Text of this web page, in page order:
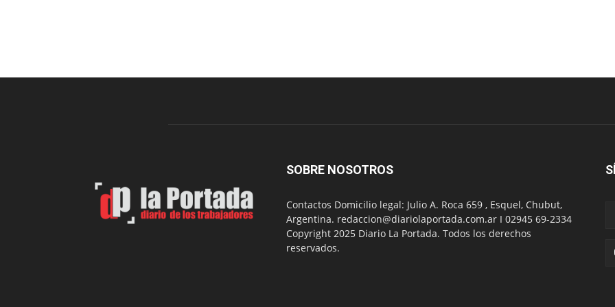
SOBRE NOSOTROS
Contactos Domicilio legal: Julio A. Roca 659 , Esquel, Chubut,
Argentina. redaccion@diariolaportada.com.ar I 02945 69-2334
Copyright 2025 Diario La Portada. Todos los derechos
reservados.